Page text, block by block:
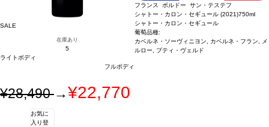
SALE
在庫あり
5
ライトボディ
フルボディ
フランス ボルドー サン・テステフ
シャトー・カロン・セギュール (2021)750ml
シャトー・カロン・セギュール
葡萄品種:
カベルネ・ソーヴィニヨン, カベルネ・フラン, メ
ルロー, プティ・ヴェルド
¥28,490→¥22,770
お気に
入り登